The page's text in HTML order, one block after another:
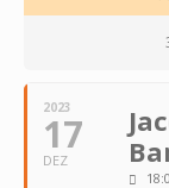
2023
17
DEZ